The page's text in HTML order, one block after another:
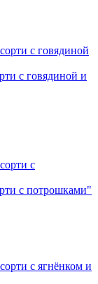
с говядиной и
с потрошками"